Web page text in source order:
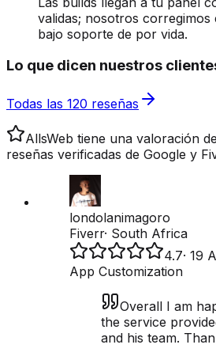
validas; nosotros corregimos
bajo soporte de por vida.
Lo que dicen nuestros
Todas las 120 reseñas
AllsWeb tiene una valoración
reseñas verificadas de Google y
londolanimagoro
Fiverr· South Africa
4.7· 19
App Customization
Overall I am
the service
and his team.